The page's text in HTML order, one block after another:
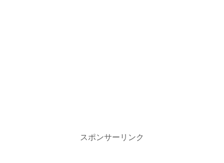
スポンサーリンク